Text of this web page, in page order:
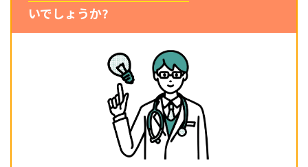
いでしょうか?